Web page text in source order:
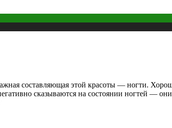
составляющая этой красоты — ногти.
сказываются на состоянии ногтей —